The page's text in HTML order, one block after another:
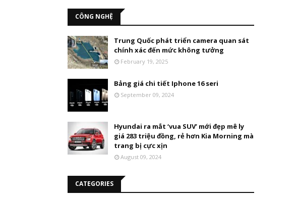
CÔNG NGHỆ
Trung Quốc phát triển camera quan sát
chính xác đến mức không tưởng
February 19, 2025
Bảng giá chi tiết Iphone 16 seri
September 09, 2024
Hyundai ra mắt ‘vua SUV’ mới đẹp mê ly
giá 283 triệu đồng, rẻ hơn Kia Morning mà
trang bị cực xịn
August 09, 2024
CATEGORIES